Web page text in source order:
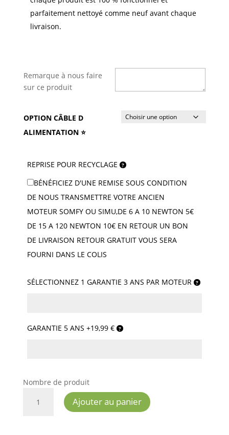
parfaitement nettoyé comme neuf avant chaque
livraison.
Remarque à nous faire
sur ce produit
OPTION CÂBLE D
ALIMENTATION ⭐
REPRISE POUR RECYCLAGE
BÉNÉFICIEZ D'UNE REMISE SOUS CONDITION
DE NOUS TRANSMETTRE VOTRE ANCIEN
MOTEUR SOMFY OU SIMU,DE 6 A 10 NEWTON 5€
DE 15 A 120 NEWTON 10€ EN RETOUR UN BON
DE LIVRAISON RETOUR GRATUIT VOUS SERA
FOURNI DANS LE COLIS
SÉLECTIONNEZ 1 GARANTIE 3 ANS PAR MOTEUR
GARANTIE 5 ANS +19,99 €
Nombre de produit
Ajouter au panier